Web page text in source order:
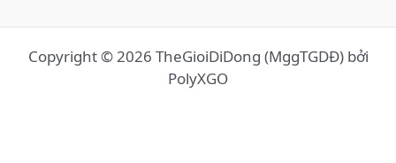
Copyright © 2026 TheGioiDiDong (MggTGDĐ) bởi
PolyXGO